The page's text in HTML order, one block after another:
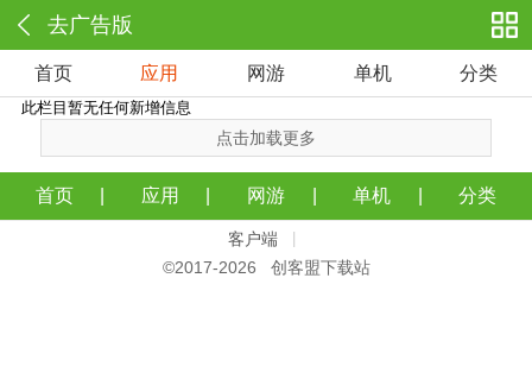
去广告版
首页 应用 网游 单机 分类
此栏目暂无任何新增信息
点击加载更多
首页 应用 网游 单机 分类
客户端
©2017-2026 创客盟下载站